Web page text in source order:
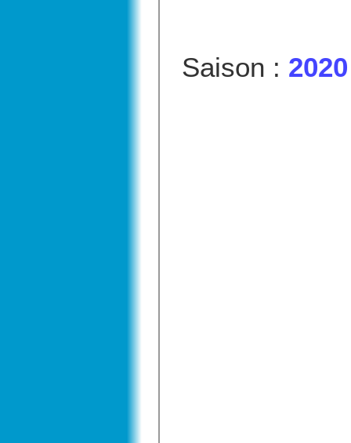
Saison : 2020